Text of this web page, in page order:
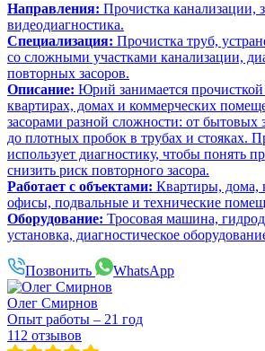
Направления: Прочистка канализации,
видеодиагностика.
Специализация: Прочистка труб,
со сложными участками канализации,
повторных засоров.
Описание: Юрий занимается
квартирах, домах и коммерческих
засорами разной сложности: от бытовых
до плотных пробок в трубах и стояках.
использует диагностику, чтобы понять
снизить риск повторного засора.
Работает с объектами: Квартиры, дома,
офисы, подвальные и технические
Оборудование: Тросовая машина,
установка, диагностическое
Позвонить WhatsApp
Олег Смирнов
Опыт работы – 21 год
112 отзывов